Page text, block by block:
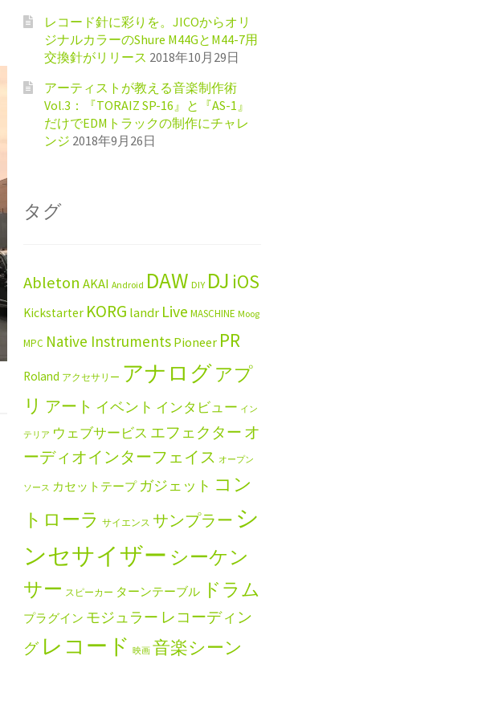
レコード針に彩りを。JICOからオリ
ジナルカラーのShure M44GとM44-7用
交換針がリリース 2018年10月29日
アーティストが教える音楽制作術
Vol.3：『TORAIZ SP-16』と『AS-1』
だけでEDMトラックの制作にチャレ
ンジ 2018年9月26日
タグ
Ableton AKAI Android DAW DIY DJ iOS
Kickstarter KORG landr Live MASCHINE Moog
MPC Native Instruments Pioneer PR
Roland アクセサリー アナログアプ
リ アート イベント インタビュー イン
テリア ウェブサービス エフェクター オ
ーディオインターフェイス オープン
ソース カセットテープ ガジェット コン
トローラ サイエンス サンプラー シ
ンセサイザー シーケン
サー スピーカー ターンテーブル ドラム
プラグイン モジュラー レコーディン
グ レコード 映画 音楽シーン